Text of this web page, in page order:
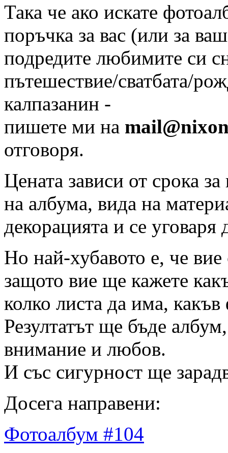
Така че ако искате
поръчка за вас (или за
подредите любимите си
пътешествие/сватбата/
калпазанин -
пишете ми на mail@
отговоря.
Цената зависи от срока
на албума, вида на
декорацията и се
Но най-хубавото е, че
защото вие ще кажете
колко листа да има,
Резултатът ще бъде
внимание и любов.
И със сигурност ще
Досега направени:
Фотоалбум #104